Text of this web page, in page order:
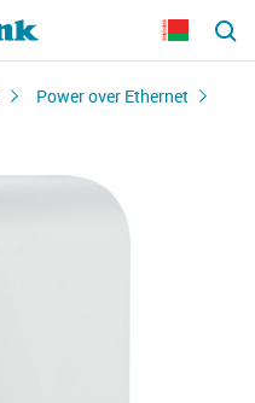
Power over Ethernet